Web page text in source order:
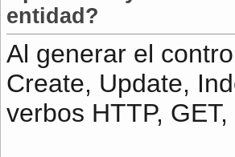
entidad?
Al generar el
Create, Update,
verbos HTTP,